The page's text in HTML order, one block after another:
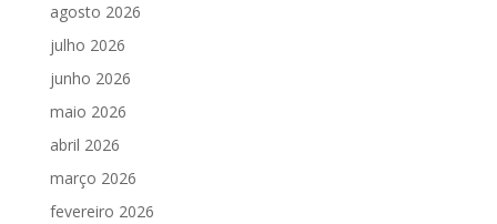
agosto 2026
julho 2026
junho 2026
maio 2026
abril 2026
março 2026
fevereiro 2026